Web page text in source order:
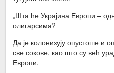
„Шта ће Украјина Европи –
олигарсима?
Да је колонизују опустоше и
све сокове, као што су већ
Европи.